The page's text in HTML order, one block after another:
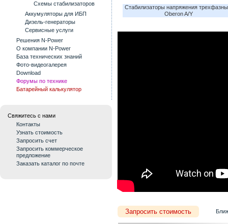
Схемы стабилизаторов
Аккумуляторы для ИБП
Дизель-генераторы
Сервисные услуги
Решения N-Power
О компании N-Power
База технических знаний
Фото-видеогалерея
Download
Форумы по технике
Батарейный калькулятор
Свяжитесь с нами
Контакты
Узнать стоимость
Запросить счет
Запросить коммерческое
предложение
Заказать каталог по почте
Стабилизаторы напряжения
Oberon A/Y
Запросить стоимость